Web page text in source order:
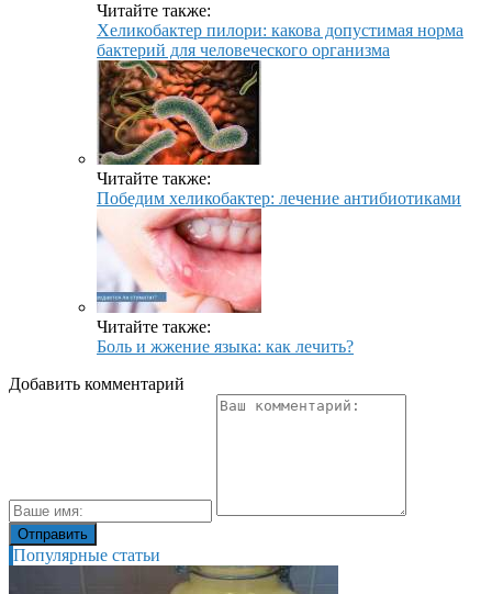
Читайте также:
Хеликобактер пилори: какова допустимая норма
бактерий для человеческого организма
Читайте также:
Победим хеликобактер: лечение антибиотиками
Читайте также:
Боль и жжение языка: как лечить?
Добавить комментарий
Популярные статьи